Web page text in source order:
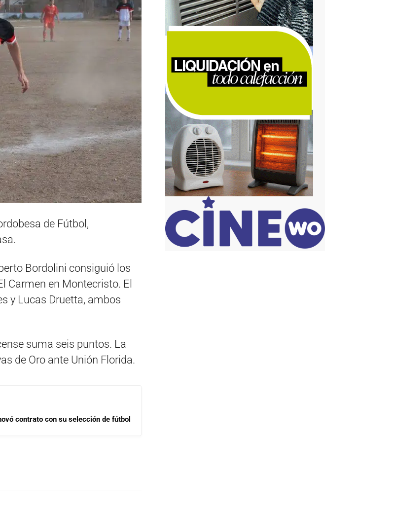
de Fútbol,
Bordolini consiguió los
Carmen en Montecristo. El
y Lucas Druetta, ambos
suma seis puntos. La
de Oro ante Unión Florida.
contrato con su selección de fútbol